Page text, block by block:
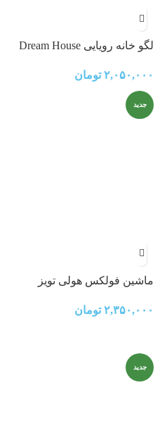
لگو خانه رویایی Dream House
۲,۰۵۰,۰۰۰ تومان
جدید
ماشین فولکس هولی تویز
۲,۳۵۰,۰۰۰ تومان
جدید